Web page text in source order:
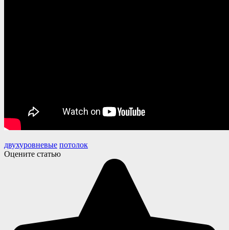
двухуровневые потолок
Оцените статью